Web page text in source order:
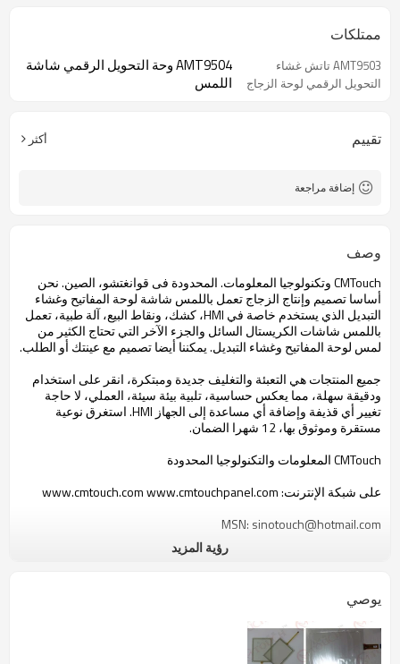
ممتلكات
AMT9503 تاتش غشاء
التحويل الرقمي لوحة الزجاج
AMT9504 وحة التحويل الرقمي شاشة
اللمس
تقييم أكثر
إضافة مراجعة
وصف
CMTouchوتكنولوجيا المعلومات.المحدودة فى قوانغتشو، الصين.نحن
أساسا تصميم وإنتاج الزجاجتعمل باللمس شاشة لوحة المفاتيح وغشاء
التبديل الذي يستخدم خاصة في HMI،كشك، ونقاط البيع، آلةطبية،تعمل
باللمس شاشات الكريستال السائل والجزء الآخر التي تحتاج الكثير من
لمس لوحة المفاتيح وغشاء التبديل.يمكننا أيضا تصميم مععينتك أو الطلب.
جميعالمنتجات هي التعبئة والتغليف جديدة ومبتكرة، انقر على استخدام
ودقيقة سهلة، مما يعكس حساسية،تلبية بيئة سيئة، العملي، لا حاجة
تغيير أي قذيفة وإضافة أي مساعدة إلى الجهاز HMI
.استغرقنوعية
مستقرة وموثوق بها،12 شهرا
الضمان.
CMTouchالمعلومات والتكنولوجيا المحدودة
على شبكة الإنترنت:
www.cmtouch.com www.cmtouchpanel.com
MSN: sinotouch@hotmail.com
kandy1225@gmail.com
الهاتف
موبيل:
+86-13826125071
رؤية المزيد
يوصي